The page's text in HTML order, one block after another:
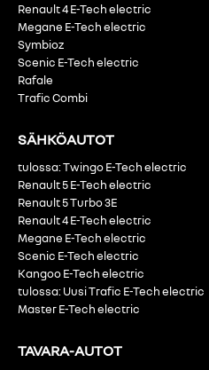
Renault 4 E-Tech electric
Megane E-Tech electric
Symbioz
Scenic E-Tech electric
Rafale
Trafic Combi
SÄHKÖAUTOT
tulossa: Twingo E-Tech electric
Renault 5 E-Tech electric
Renault 5 Turbo 3E
Renault 4 E-Tech electric
Megane E-Tech electric
Scenic E-Tech electric
Kangoo E-Tech electric
tulossa: Uusi Trafic E-Tech electric
Master E-Tech electric
TAVARA-AUTOT